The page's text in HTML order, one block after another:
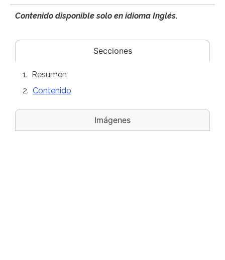
Contenido disponible solo en idioma Inglés.
Secciones
Imágenes
Resumen
Contenido